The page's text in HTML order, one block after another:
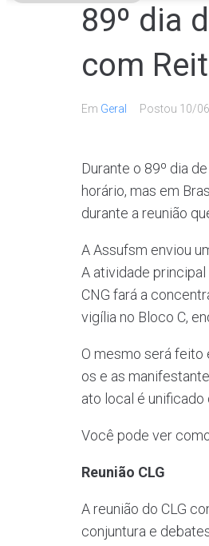
89º dia
com
Em Geral Postou 10/
Durante o 89º dia
horário, mas em
durante a reunião
A Assufsm enviou
A atividade
CNG fará a
vigília no Bloco C,
O mesmo será feito
os e as
ato local é unificado
Você pode ver
Reunião CLG
A reunião do CLG
conjuntura e